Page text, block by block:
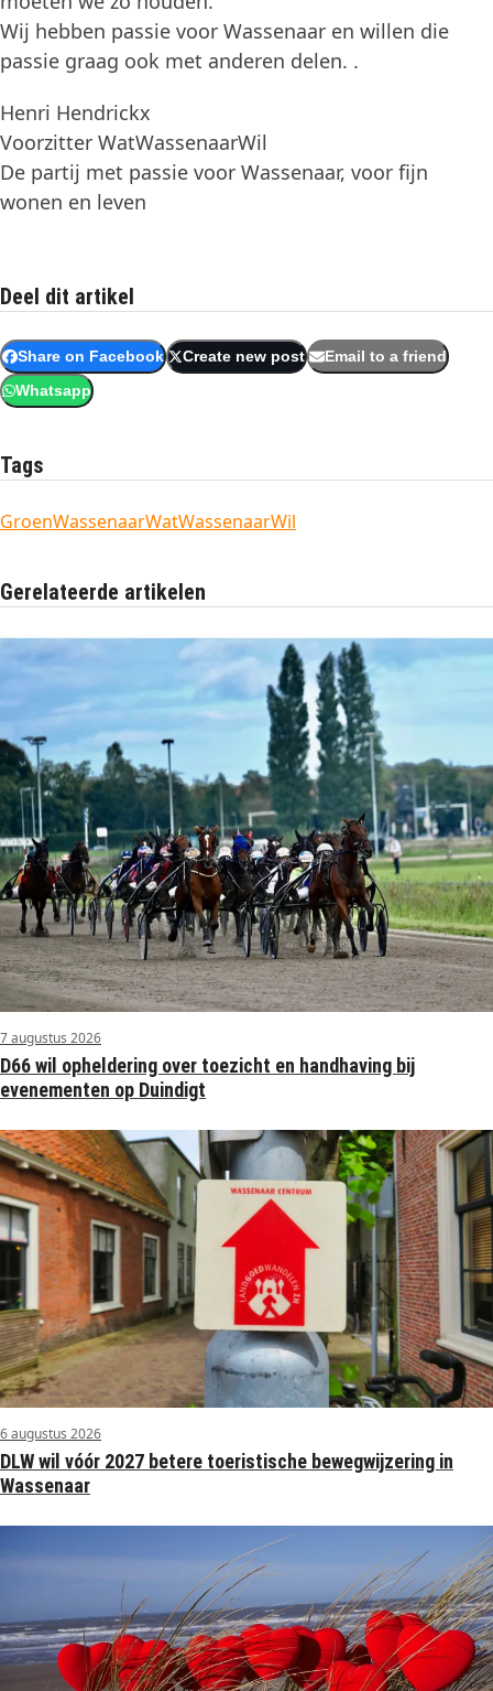
Wij hebben passie voor Wassenaar en willen die
passie graag ook met anderen delen. .
Henri Hendrickx
Voorzitter WatWassenaarWil
De partij met passie voor Wassenaar, voor fijn
wonen en leven
Deel dit artikel
Share on Facebook Create new post Email to a friend
Whatsapp
Tags
GroenWassenaarWatWassenaarWil
Gerelateerde artikelen
7 augustus 2026
D66 wil opheldering over toezicht en handhaving bij
evenementen op Duindigt
6 augustus 2026
DLW wil vóór 2027 betere toeristische bewegwijzering in
Wassenaar